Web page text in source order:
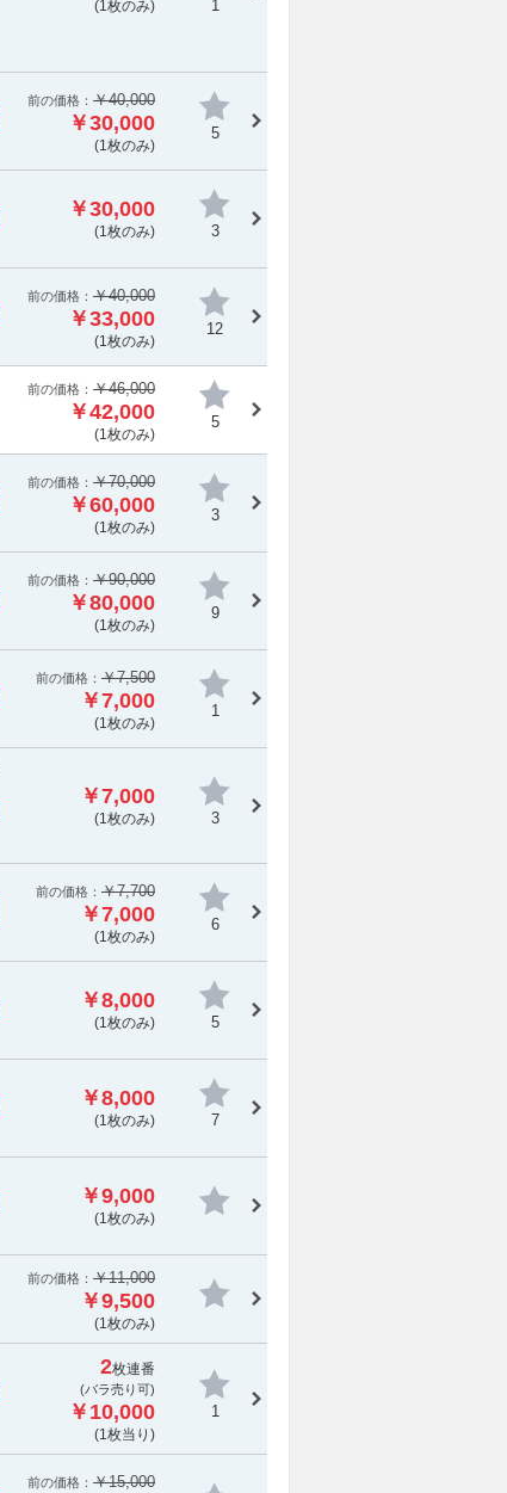
(1枚のみ) 1
前の価格： ￥40,000
￥30,000
(1枚のみ)
5
￥30,000
(1枚のみ) 3
前の価格： ￥40,000
￥33,000
(1枚のみ)
12
前の価格： ￥46,000
￥42,000
(1枚のみ)
5
前の価格： ￥70,000
￥60,000
(1枚のみ)
3
前の価格： ￥90,000
￥80,000
(1枚のみ)
9
前の価格： ￥7,500
￥7,000
(1枚のみ)
1
￥7,000
(1枚のみ) 3
前の価格： ￥7,700
￥7,000
(1枚のみ)
6
￥8,000
(1枚のみ) 5
￥8,000
(1枚のみ) 7
￥9,000
(1枚のみ)
前の価格： ￥11,000
￥9,500
(1枚のみ)
2枚連番
(バラ売り可)
￥10,000
(1枚当り)
1
前の価格： ￥15,000